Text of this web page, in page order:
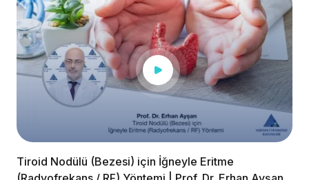
Tiroid Nodülü (Bezesi) için İğneyle Eritme